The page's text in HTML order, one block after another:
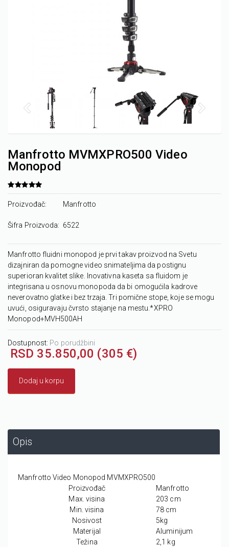
Manfrotto MVMXPRO500 Video
Monopod
Proizvođač: Manfrotto
Šifra Proizvoda: 6522
Manfrotto fluidni monopod je prvi takav proizvod na Svetu
dizajniran da pomogne video snimateljima da postignu
superioran kvalitet slike. Inovativna kaseta sa fluidom je
integrisana u osnovu monopoda da bi omogućila kadrove
neverovatno glatke i bez trzaja. Tri pomične stope, koje se mogu
uvući, osiguravaju čvrsto stajanje na mestu.*XPRO
Monopod+MVH500AH
Dostupnost: Po porudžbini
RSD 35.850,00 (305 €)
Dodaj u korpu
Opis
Manfrotto Video Monopod MVMXPRO500
Proizvođač
Manfrotto
Max. visina
203 cm
Min. visina
78 cm
Nosivost
5kg
Materijal
Aluminijum
Težina
2,1 kg